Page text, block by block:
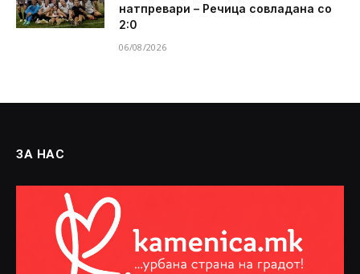
натпревари – Речица совладана со
2:0
06/08/2026
ЗА НАС